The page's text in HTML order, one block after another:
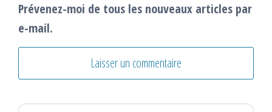
Prévenez-moi de tous les nouveaux articles par
e-mail.